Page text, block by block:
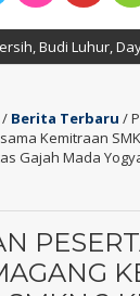
Daya Saing &
Berita Terbaru /
Kemitraan
Gajah Mada